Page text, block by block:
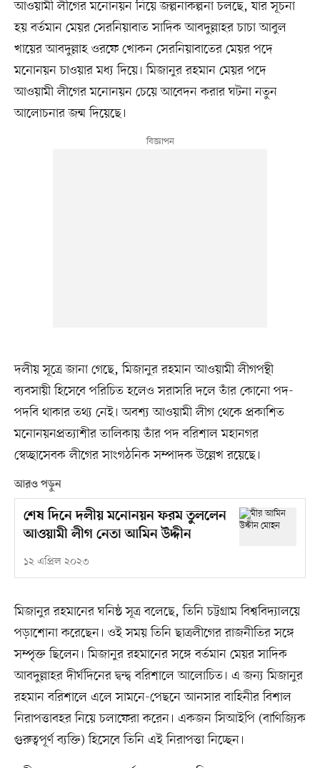
আওয়ামী লীগের মনোনয়ন নিয়ে জল্পনাকল্পনা চলছে, যার সূচনা
হয় বর্তমান মেয়র সেরনিয়াবাত সাদিক আবদুল্লাহর চাচা আবুল
খায়ের আবদুল্লাহ ওরফে খোকন সেরনিয়াবাতের মেয়র পদে
মনোনয়ন চাওয়ার মধ্য দিয়ে। মিজানুর রহমান মেয়র পদে
আওয়ামী লীগের মনোনয়ন চেয়ে আবেদন করার ঘটনা নতুন
আলোচনার জন্ম দিয়েছে।
দলীয় সূত্রে জানা গেছে, মিজানুর রহমান আওয়ামী লীগপন্থী
ব্যবসায়ী হিসেবে পরিচিত হলেও সরাসরি দলে তাঁর কোনো পদ-
পদবি থাকার তথ্য নেই। অবশ্য আওয়ামী লীগ থেকে প্রকাশিত
মনোনয়নপ্রত্যাশীর তালিকায় তাঁর পদ বরিশাল মহানগর
স্বেচ্ছাসেবক লীগের সাংগঠনিক সম্পাদক উল্লেখ রয়েছে।
আরও পড়ুন
শেষ দিনে দলীয় মনোনয়ন ফরম তুললেন
আওয়ামী লীগ নেতা আমিন উদ্দীন
১২ এপ্রিল ২০২৩
মিজানুর রহমানের ঘনিষ্ঠ সূত্র বলেছে, তিনি চট্টগ্রাম বিশ্ববিদ্যালয়ে
পড়াশোনা করেছেন। ওই সময় তিনি ছাত্রলীগের রাজনীতির সঙ্গে
সম্পৃক্ত ছিলেন। মিজানুর রহমানের সঙ্গে বর্তমান মেয়র সাদিক
আবদুল্লাহর দীর্ঘদিনের দ্বন্দ্ব বরিশালে আলোচিত। এ জন্য মিজানুর
রহমান বরিশালে এলে সামনে-পেছনে আনসার বাহিনীর বিশাল
নিরাপত্তাবহর নিয়ে চলাফেরা করেন। একজন সিআইপি (বাণিজ্যিক
গুরুত্বপূর্ণ ব্যক্তি) হিসেবে তিনি এই নিরাপত্তা নিচ্ছেন।